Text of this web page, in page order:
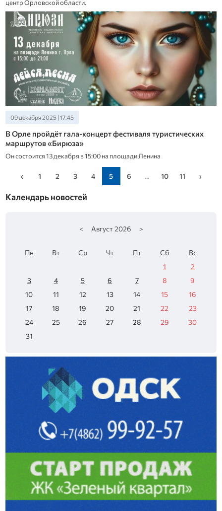
центр Орловской области.
09 декабря 2025 | 17:45
В Орле пройдёт гала-концерт фестиваля туристических
маршрутов «Бирюза»
Он состоится 13 декабря в 15:00 на площади Ленина
‹ 1 2 3 4 5 6 ... 10 11 ›
Календарь новостей
< Август 2026 >
Пн Вт Ср Чт Пт Сб
Вс
1
2
3
4 5 6 7 8
9
10
11 12 13 14 15
16
17
18 19 20 21 22
23
24
25 26 27 28 29
30
31